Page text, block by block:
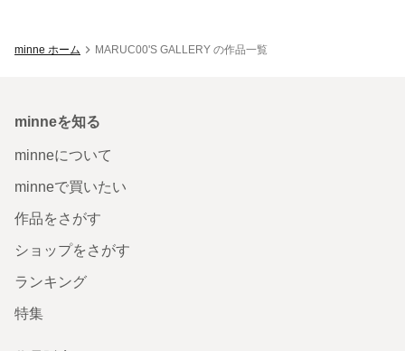
minne ホーム MARUC00'S GALLERY の作品一覧
minneを知る
minneについて
minneで買いたい
作品をさがす
ショップをさがす
ランキング
特集